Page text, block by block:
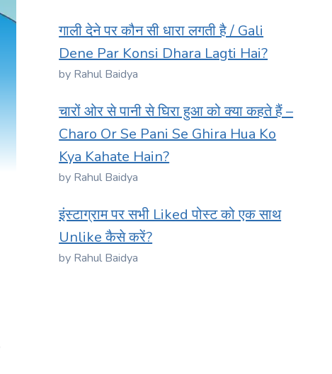
गाली देने पर कौन सी धारा लगती है / Gali
Dene Par Konsi Dhara Lagti Hai?
by Rahul Baidya
चारों ओर से पानी से घिरा हुआ को क्या कहते हैं –
Charo Or Se Pani Se Ghira Hua Ko
Kya Kahate Hain?
by Rahul Baidya
इंस्टाग्राम पर सभी Liked पोस्ट को एक साथ
Unlike कैसे करें?
by Rahul Baidya